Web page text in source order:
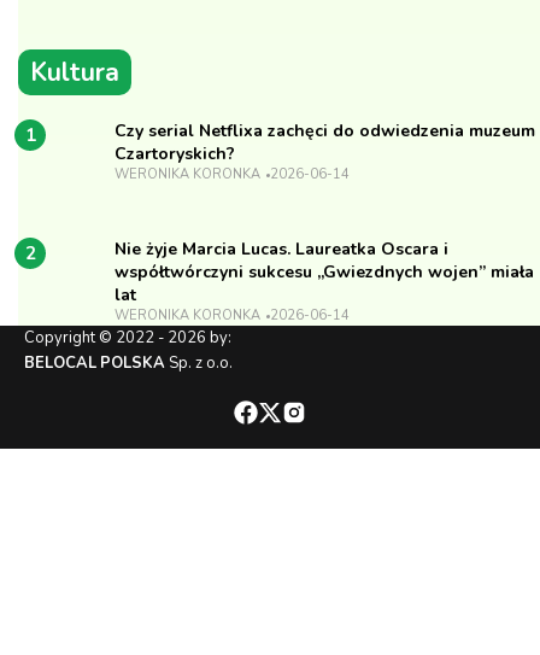
Kultura
1
Czy serial Netflixa zachęci do odwiedzenia muzeum
Czartoryskich?
WERONIKA KORONKA 2026-06-14
2
Nie żyje Marcia Lucas. Laureatka Oscara i
współtwórczyni sukcesu „Gwiezdnych wojen” miała
lat
WERONIKA KORONKA 2026-06-14
Copyright © 2022 - 2026 by:
BELOCAL POLSKA Sp. z o.o.